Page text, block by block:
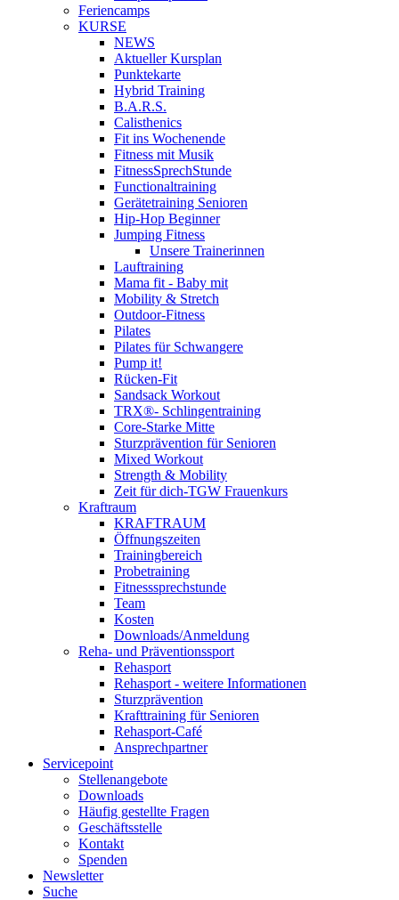
Feriencamps
KURSE
NEWS
Aktueller Kursplan
Punktekarte
Hybrid Training
B.A.R.S.
Calisthenics
Fit ins Wochenende
Fitness mit Musik
FitnessSprechStunde
Functionaltraining
Gerätetraining Senioren
Hip-Hop Beginner
Jumping Fitness
Unsere Trainerinnen
Lauftraining
Mama fit - Baby mit
Mobility & Stretch
Outdoor-Fitness
Pilates
Pilates für Schwangere
Pump it!
Rücken-Fit
Sandsack Workout
TRX®- Schlingentraining
Core-Starke Mitte
Sturzprävention für Senioren
Mixed Workout
Strength & Mobility
Zeit für dich-TGW Frauenkurs
Kraftraum
KRAFTRAUM
Öffnungszeiten
Trainingbereich
Probetraining
Fitnesssprechstunde
Team
Kosten
Downloads/Anmeldung
Reha- und Präventionssport
Rehasport
Rehasport - weitere Informationen
Sturzprävention
Krafttraining für Senioren
Rehasport-Café
Ansprechpartner
Servicepoint
Stellenangebote
Downloads
Häufig gestellte Fragen
Geschäftsstelle
Kontakt
Spenden
Newsletter
Suche